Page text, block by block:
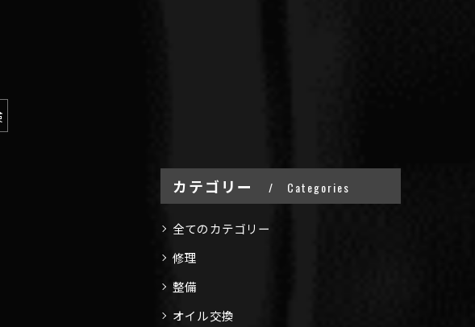
カテゴリー Categories
全てのカテゴリー
修理
整備
オイル交換